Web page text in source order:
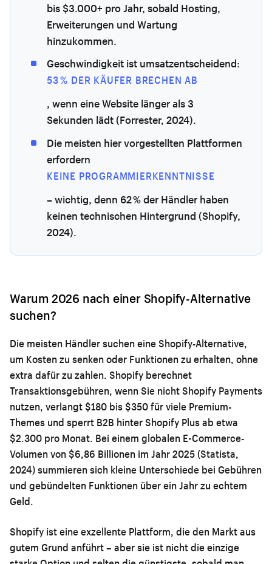
bis $3.000+ pro Jahr, sobald Hosting,
Erweiterungen und Wartung
hinzukommen.
Geschwindigkeit ist umsatzentscheidend:
53 % DER KÄUFER BRECHEN AB
, wenn eine Website länger als 3
Sekunden lädt (Forrester, 2024).
Die meisten hier vorgestellten Plattformen
erfordern
KEINE PROGRAMMIERKENNTNISSE
– wichtig, denn 62 % der Händler haben
keinen technischen Hintergrund (Shopify,
2024).
Warum 2026 nach einer Shopify-Alternative
suchen?
Die meisten Händler suchen eine Shopify-Alternative,
um Kosten zu senken oder Funktionen zu erhalten, ohne
extra dafür zu zahlen. Shopify berechnet
Transaktionsgebühren, wenn Sie nicht Shopify Payments
nutzen, verlangt $180 bis $350 für viele Premium-
Themes und sperrt B2B hinter Shopify Plus ab etwa
$2.300 pro Monat. Bei einem globalen E-Commerce-
Volumen von $6,86 Billionen im Jahr 2025 (Statista,
2024) summieren sich kleine Unterschiede bei Gebühren
und gebündelten Funktionen über ein Jahr zu echtem
Geld.
Shopify ist eine exzellente Plattform, die den Markt aus
gutem Grund anführt – aber sie ist nicht die einzige